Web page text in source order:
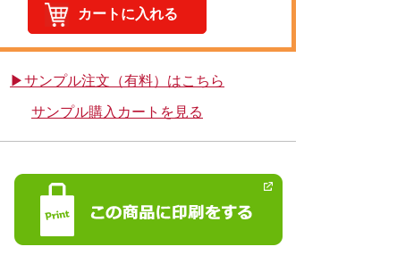
▶サンプル注文（有料）はこちら
サンプル購入カートを見る